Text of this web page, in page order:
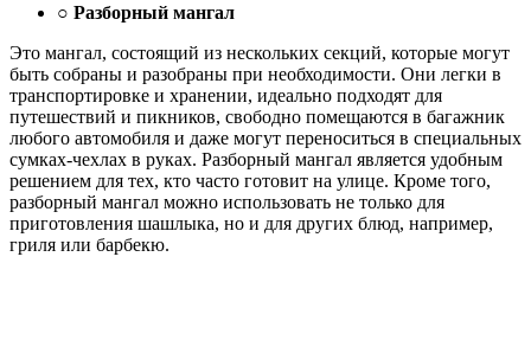
○ Разборный мангал
Это мангал, состоящий из нескольких секций, которые могут
быть собраны и разобраны при необходимости. Они легки в
транспортировке и хранении, идеально подходят для
путешествий и пикников, свободно помещаются в багажник
любого автомобиля и даже могут переноситься в специальных
сумках-чехлах в руках. Разборный мангал является удобным
решением для тех, кто часто готовит на улице. Кроме того,
разборный мангал можно использовать не только для
приготовления шашлыка, но и для других блюд, например,
гриля или барбекю.